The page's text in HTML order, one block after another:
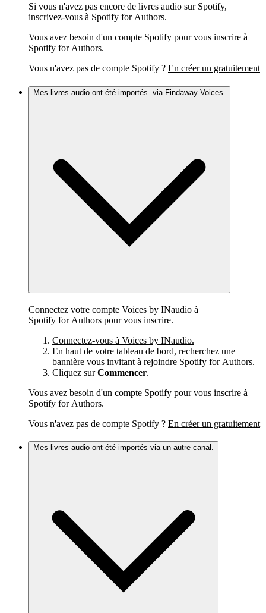
Si vous n'avez pas encore de livres audio sur Spotify,
inscrivez-vous à Spotify for Authors.
Vous avez besoin d'un compte Spotify pour vous inscrire à
Spotify for Authors.
Vous n'avez pas de compte Spotify ? En créer un gratuitement
Mes livres audio ont été importés. via Findaway Voices.
Connectez votre compte Voices by INaudio à
Spotify for Authors pour vous inscrire.
Connectez-vous à Voices by INaudio.
En haut de votre tableau de bord, recherchez une
bannière vous invitant à rejoindre Spotify for Authors.
Cliquez surCommencer.
Vous avez besoin d'un compte Spotify pour vous inscrire à
Spotify for Authors.
Vous n'avez pas de compte Spotify ? En créer un gratuitement
Mes livres audio ont été importés via un autre canal.